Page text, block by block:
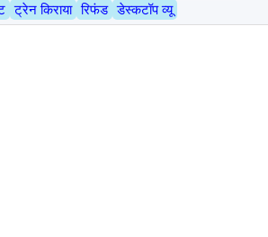
ट्रेन किराया रिफंड डेस्कटॉप व्यू